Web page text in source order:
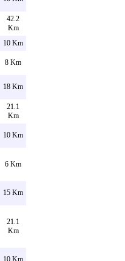
42.2
Km
10 Km
8 Km
18 Km
21.1
Km
10 Km
6 Km
15 Km
21.1
Km
10 Km